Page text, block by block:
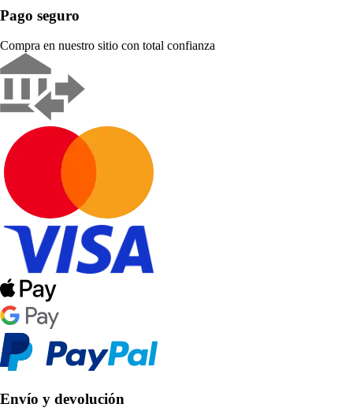
Pago seguro
Compra en nuestro sitio con total confianza
Envío y devolución